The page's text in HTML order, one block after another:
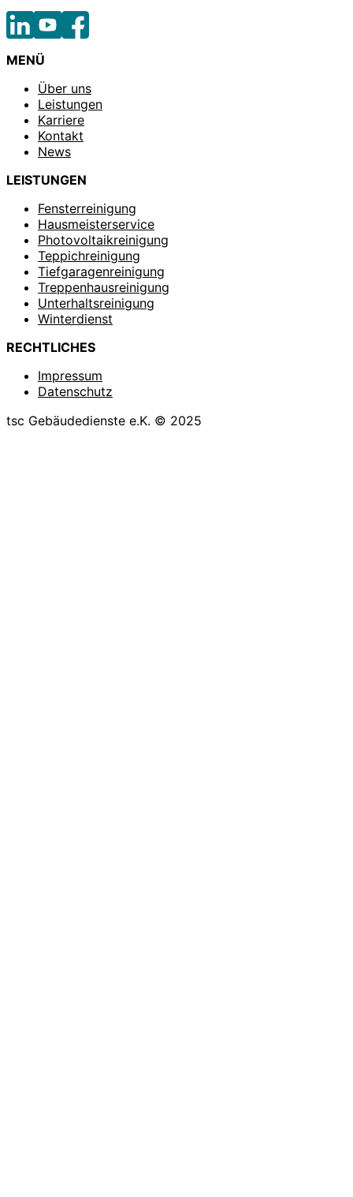
MENÜ
Über uns
Leistungen
Karriere
Kontakt
News
LEISTUNGEN
Fensterreinigung
Hausmeisterservice
Photovoltaikreinigung
Teppichreinigung
Tiefgaragenreinigung
Treppenhausreinigung
Unterhaltsreinigung
Winterdienst
RECHTLICHES
Impressum
Datenschutz
tsc Gebäudedienste e.K. © 2025